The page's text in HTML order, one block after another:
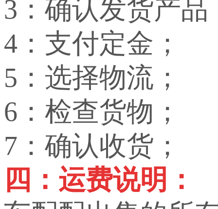
3：确认发货产品
4：支付定金；
5：选择物流；
6：检查货物；
7：确认收货；
四：运费说明：